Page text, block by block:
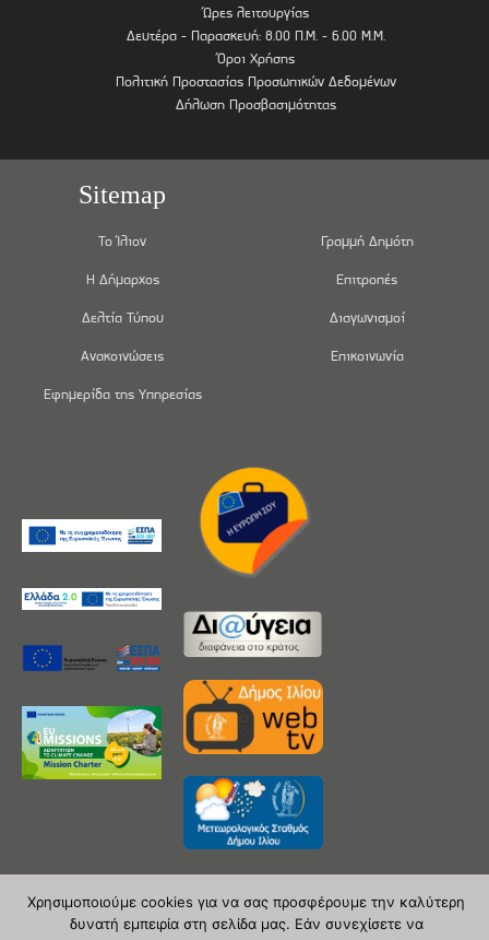
Ώρες λειτουργίας
Δευτέρα - Παρασκευή: 8.00 Π.Μ. - 6.00 Μ.Μ.
Όροι Χρήσης
Πολιτική Προστασίας Προσωπικών Δεδομένων
Δήλωση Προσβασιμότητας
Sitemap
Το Ίλιον
Η Δήμαρχος
Δελτία Τύπου
Ανακοινώσεις
Εφημερίδα της Υπηρεσίας
Γραμμή Δημότη
Επιτροπές
Διαγωνισμοί
Επικοινωνία
Χρησιμοποιούμε cookies για να σας προσφέρουμε την καλύτερη
δυνατή εμπειρία στη σελίδα μας. Εάν συνεχίσετε να